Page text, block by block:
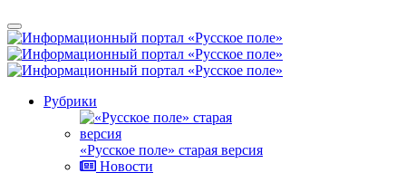
Рубрики
«Русское поле» старая версия
Новости